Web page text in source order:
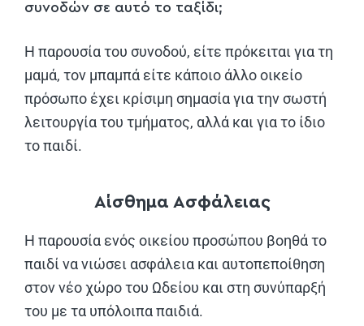
συνοδών σε αυτό το ταξίδι;
Η παρουσία του συνοδού, είτε πρόκειται για τη
μαμά, τον μπαμπά είτε κάποιο άλλο οικείο
πρόσωπο έχει κρίσιμη σημασία για την σωστή
λειτουργία του τμήματος, αλλά και για το ίδιο
το παιδί.
Αίσθημα Ασφάλειας
Η παρουσία ενός οικείου προσώπου βοηθά το
παιδί να νιώσει ασφάλεια και αυτοπεποίθηση
στον νέο χώρο του Ωδείου και στη συνύπαρξή
του με τα υπόλοιπα παιδιά.